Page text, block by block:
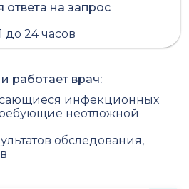
ответа на запрос
до 24 часов
работает врач:
инфекционных
неотложной
обследования,